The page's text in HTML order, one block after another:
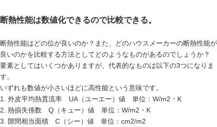
断熱性能は数値化できるので比較できる。
断熱性能はどの位が良いのか？また、どのハウスメーカーの断熱性能が
良いのかを比較する方法としてどのようなものがあるのでしょうか？
要素としてはいくつかありますが、代表的なものは以下の3つになりま
す。
いずれも数値が小さいほどに高性能という意味です。
1. 外皮平均熱貫流率 UA（ユーエー）値 単位：W/m2・K
2. 熱損失係数 Q（キュー）値 単位：W/m2・K
3. 隙間相当面積 C（シー）値 単位：cm2/m2